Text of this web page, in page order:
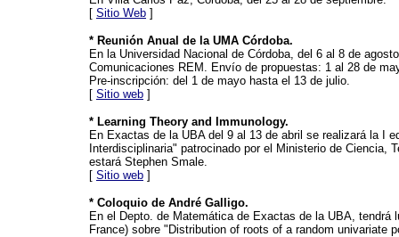
[ Sitio Web ]
* Reunión Anual de la UMA Córdoba.
En la Universidad Nacional de Córdoba, del 6 al 8 de
Comunicaciones REM. Envío de propuestas: 1 al 28 de
Pre-inscripción: del 1 de mayo hasta el 13 de julio.
[ Sitio web ]
* Learning Theory and Immunology.
En Exactas de la UBA del 9 al 13 de abril se realizará la I
Interdisciplinaria" patrocinado por el Ministerio de
estará Stephen Smale.
[ Sitio web ]
* Coloquio de André Galligo.
En el Depto. de Matemática de Exactas de la UBA,
France) sobre "Distribution of roots of a random